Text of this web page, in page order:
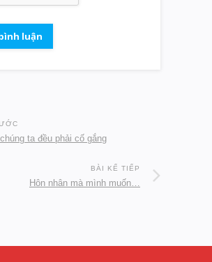
ta đều phải cố gắng
BÀI KẾ TIẾP
Hôn nhân mà mình muốn…